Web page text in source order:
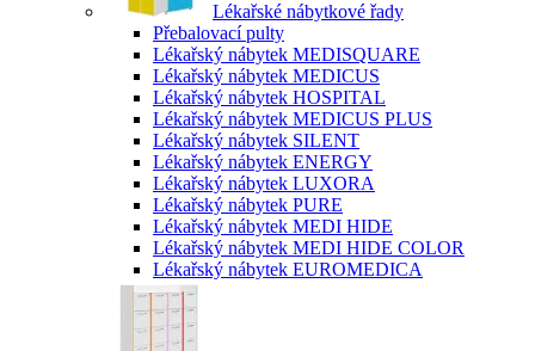
Lékařské nábytkové řady
Přebalovací pulty
Lékařský nábytek MEDISQUARE
Lékařský nábytek MEDICUS
Lékařský nábytek HOSPITAL
Lékařský nábytek MEDICUS PLUS
Lékařský nábytek SILENT
Lékařský nábytek ENERGY
Lékařský nábytek LUXORA
Lékařský nábytek PURE
Lékařský nábytek MEDI HIDE
Lékařský nábytek MEDI HIDE COLOR
Lékařský nábytek EUROMEDICA